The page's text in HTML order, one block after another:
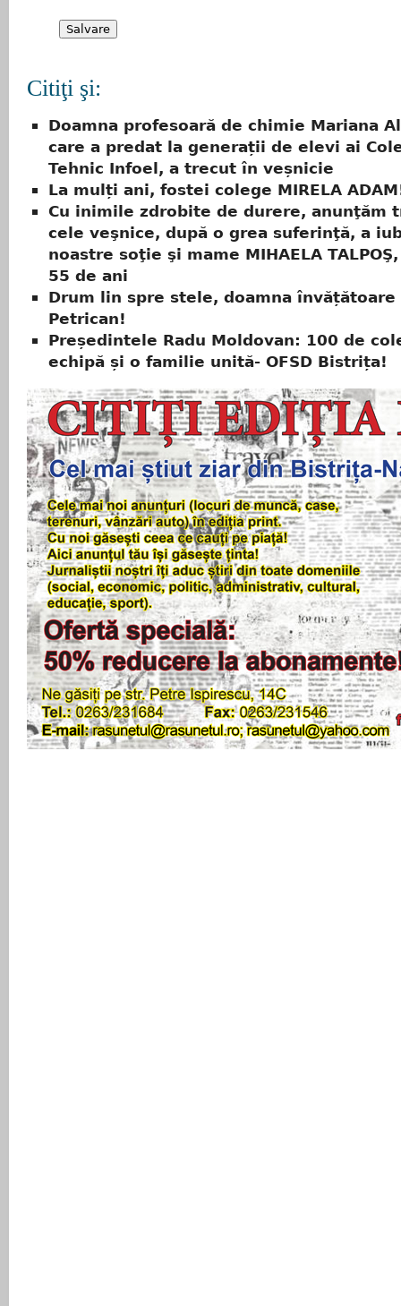
Citiţi şi:
Doamna profesoară de chimie Mariana
care a predat la generații de elevi ai
Tehnic Infoel, a trecut în veșnicie
La mulți ani, fostei colege MIRELA
Cu inimile zdrobite de durere, anunţăm
cele veşnice, după o grea suferinţă, a
noastre soţie şi mame MIHAELA
55 de ani
Drum lin spre stele, doamna învățătoare
Petrican!
Președintele Radu Moldovan: 100 de
echipă și o familie unită- OFSD Bistrița!